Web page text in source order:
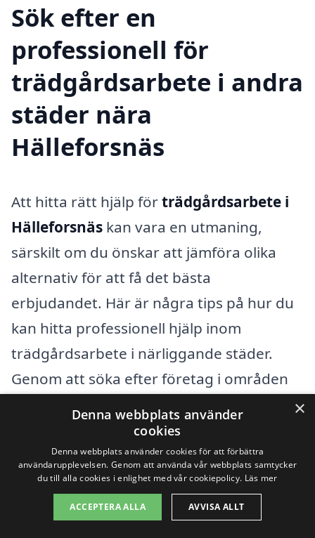
Sök efter en
professionell för
trädgårdsarbete i andra
städer nära
Hälleforsnäs
Att hitta rätt hjälp förträdgårdsarbete i
Hälleforsnäs kan vara en utmaning,
särskilt om du önskar att jämföra olika
alternativ för att få det bästa
erbjudandet. Här är några tips på hur du
kan hitta professionell hjälp inom
trädgårdsarbete i närliggande städer.
Genom att söka efter företag i områden
, Bristorp, Höö och Bläcksjö
kan du få en bra översikt över tillgängliga
tjänster.
När du letar efter företag, här är några
×
Denna webbplats använder
cookies
Denna webbplats använder cookies för att förbättra
användarupplevelsen. Genom att använda vår webbplats samtycker
du till alla cookies i enlighet med vår cookiepolicy. Läs mer
ACCEPTERA ALLA AVVISA ALLT